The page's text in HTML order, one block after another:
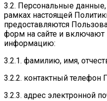
3.2. Персональные
рамках настоящей
предоставляются
форм на сайте и
информацию:
3.2.1. фамилию, имя,
3.2.2. контактный телефон
3.2.3. адрес электронной